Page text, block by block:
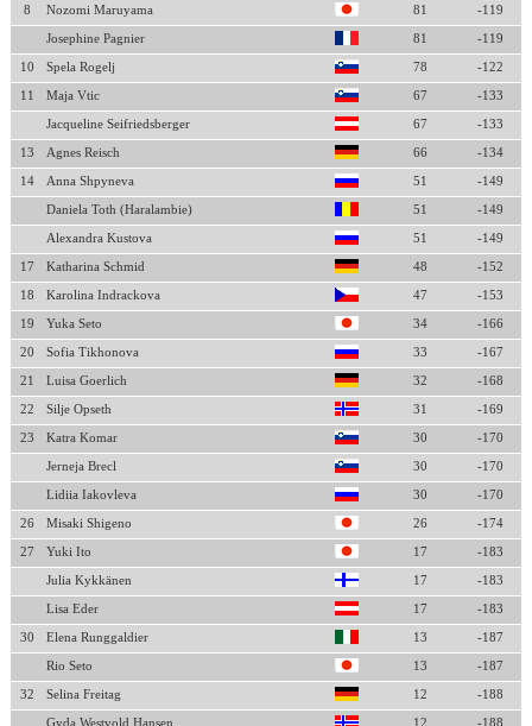
8 Nozomi Maruyama 81 -119
Josephine Pagnier 81 -119
10 Spela Rogelj 78 -122
11 Maja Vtic 67 -133
Jacqueline Seifriedsberger 67 -133
13 Agnes Reisch 66 -134
14 Anna Shpyneva 51 -149
Daniela Toth (Haralambie) 51 -149
Alexandra Kustova 51 -149
17 Katharina Schmid 48 -152
18 Karolina Indrackova 47 -153
19 Yuka Seto 34 -166
20 Sofia Tikhonova 33 -167
21 Luisa Goerlich 32 -168
22 Silje Opseth 31 -169
23 Katra Komar 30 -170
Jerneja Brecl 30 -170
Lidiia Iakovleva 30 -170
26 Misaki Shigeno 26 -174
27 Yuki Ito 17 -183
Julia Kykkänen 17 -183
Lisa Eder 17 -183
30 Elena Runggaldier 13 -187
Rio Seto 13 -187
32 Selina Freitag 12 -188
Gyda Westvold Hansen 12 -188